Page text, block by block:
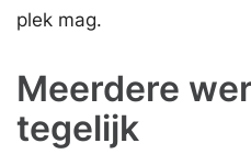
plek mag.
Meerdere
tegelijk